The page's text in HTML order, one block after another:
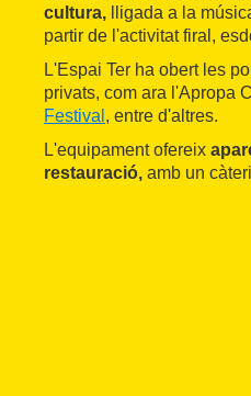
cultura, lligada a la
partir de l'activitat firal,
L'Espai Ter ha obert les
privats, com ara l'Apropa
Festival , entre d'altres.
L'equipament ofereix
restauració, amb un